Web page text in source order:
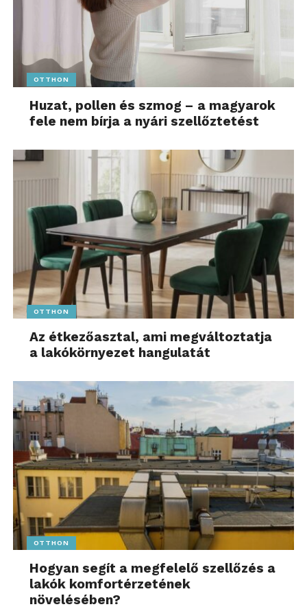
OTTHON
Huzat, pollen és szmog – a magyarok
fele nem bírja a nyári szellőztetést
OTTHON
Az étkezőasztal, ami megváltoztatja
a lakókörnyezet hangulatát
OTTHON
Hogyan segít a megfelelő szellőzés a
lakók komfortérzetének
növelésében?